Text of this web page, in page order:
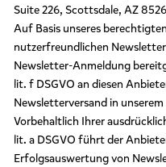
Suite 226, Scottsdale, AZ
Auf Basis unseres
nutzerfreundlichen
Newsletter-Anmeldung
lit. f DSGVO an diesen
Newsletterversand in
Vorbehaltlich Ihrer
lit. a DSGVO führt der
Erfolgsauswertung von